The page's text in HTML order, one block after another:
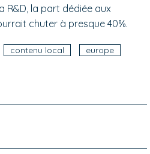
R&D, la part dédiée aux
chuter à presque 40%.
contenu local
europe